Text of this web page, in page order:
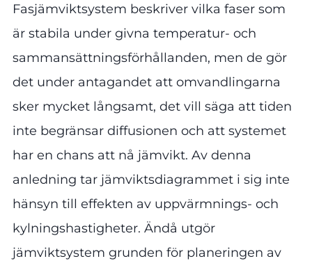
Fasjämviktsystem beskriver vilka faser som
är stabila under givna temperatur- och
sammansättningsförhållanden, men de gör
det under antagandet att omvandlingarna
sker mycket långsamt, det vill säga att tiden
inte begränsar diffusionen och att systemet
har en chans att nå jämvikt. Av denna
anledning tar jämviktsdiagrammet i sig inte
hänsyn till effekten av uppvärmnings- och
kylningshastigheter. Ändå utgör
jämviktsystem grunden för planeringen av